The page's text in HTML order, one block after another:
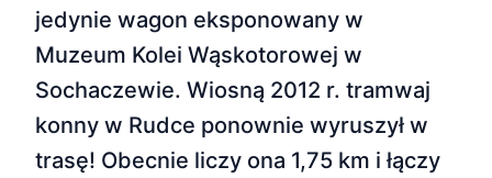
jedynie wagon eksponowany w
Muzeum Kolei Wąskotorowej w
Sochaczewie. Wiosną 2012 r. tramwaj
konny w Rudce ponownie wyruszył w
trasę! Obecnie liczy ona 1,75 km i łączy